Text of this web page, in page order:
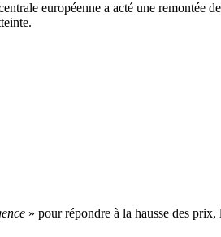
européenne a acté une remontée
» pour répondre à la hausse des